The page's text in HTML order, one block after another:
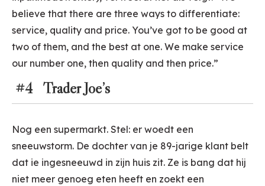
believe that there are three ways to differentiate:
service, quality and price. You’ve got to be good at
two of them, and the best at one. We make service
our number one, then quality and then price.”
#4 Trader Joe’s
Nog een supermarkt. Stel: er woedt een
sneeuwstorm. De dochter van je 89-jarige klant belt
dat ie ingesneeuwd in zijn huis zit. Ze is bang dat hij
niet meer genoeg eten heeft en zoekt een